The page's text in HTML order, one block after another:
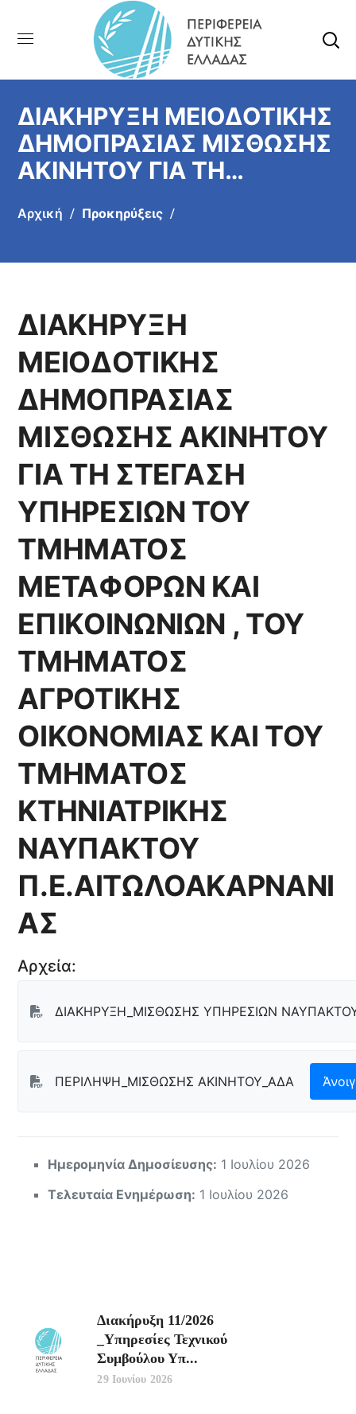
ΔΙΑΚΗΡΥΞΗ ΜΕΙΟΔΟΤΙΚΗΣ
ΔΗΜΟΠΡΑΣΙΑΣ ΜΙΣΘΩΣΗΣ
ΑΚΙΝΗΤΟΥ ΓΙΑ ΤΗ
ΤΜΗΜΑΤΟΣ ΜΕΤΑΦΟΡΩΝ
ΤΜΗΜΑΤΟΣ
ΚΤΗΝΙΑΤΡΙΚΗΣ
ΝΑΥΠΑΚΤΟΥ
Π.Ε.ΑΙΤΩΛΟΑΚΑΡΝΑΝΙΑΣ
Αρχική Προκηρύξεις
ΔΙΑΚΗΡΥΞΗ
ΜΕΙΟΔΟΤΙΚΗΣ
ΔΗΜΟΠΡΑΣΙΑΣ
ΜΙΣΘΩΣΗΣ ΑΚΙΝΗΤΟΥ
ΓΙΑ ΤΗ ΣΤΕΓΑΣΗ
ΥΠΗΡΕΣΙΩΝ ΤΟΥ
ΤΜΗΜΑΤΟΣ
ΜΕΤΑΦΟΡΩΝ ΚΑΙ
ΕΠΙΚΟΙΝΩΝΙΩΝ , ΤΟΥ
ΤΜΗΜΑΤΟΣ
ΑΓΡΟΤΙΚΗΣ
ΟΙΚΟΝΟΜΙΑΣ ΚΑΙ ΤΟΥ
ΤΜΗΜΑΤΟΣ
ΚΤΗΝΙΑΤΡΙΚΗΣ
ΝΑΥΠΑΚΤΟΥ
Π.Ε.ΑΙΤΩΛΟΑΚΑΡΝΑΝΙ
ΑΣ
Αρχεία:
ΔΙΑΚΗΡΥΞΗ_ΜΙΣΘΩΣΗΣ ΥΠΗΡΕΣΙΩΝ
ΠΕΡΙΛΗΨΗ_ΜΙΣΘΩΣΗΣ ΑΚΙΝΗΤΟΥ_ΑΔΑ
Ημερομηνία Δημοσίευσης: 1 Ιουλίου 2026
Τελευταία Ενημέρωση: 1 Ιουλίου 2026
Διακήρυξη 11/2026
_Υπηρεσίες Τεχνικού
Συμβούλου Υπ...
29 Ιουνίου 2026